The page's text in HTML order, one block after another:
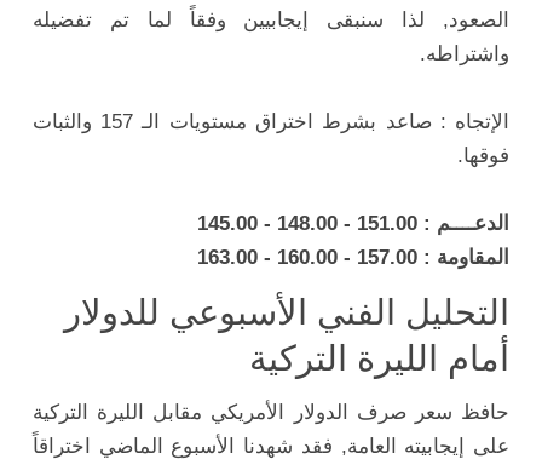
الصعود, لذا سنبقى إيجابيين وفقاً لما تم تفضيله
واشتراطه.
الإتجاه : صاعد بشرط اختراق مستويات الـ 157 والثبات
فوقها.
الدعــــم : 151.00 - 148.00 - 145.00
المقاومة : 157.00 - 160.00 - 163.00
التحليل الفني الأسبوعي للدولار
أمام الليرة التركية
حافظ سعر صرف الدولار الأمريكي مقابل الليرة التركية
على إيجابيته العامة, فقد شهدنا الأسبوع الماضي اختراقاً